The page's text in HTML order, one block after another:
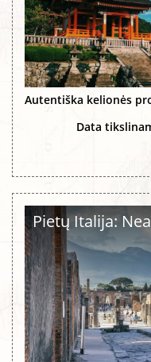
Autentiška kelionės
Data
Pietų Italija: